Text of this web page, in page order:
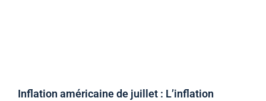
Inflation américaine de juillet : L’inflation